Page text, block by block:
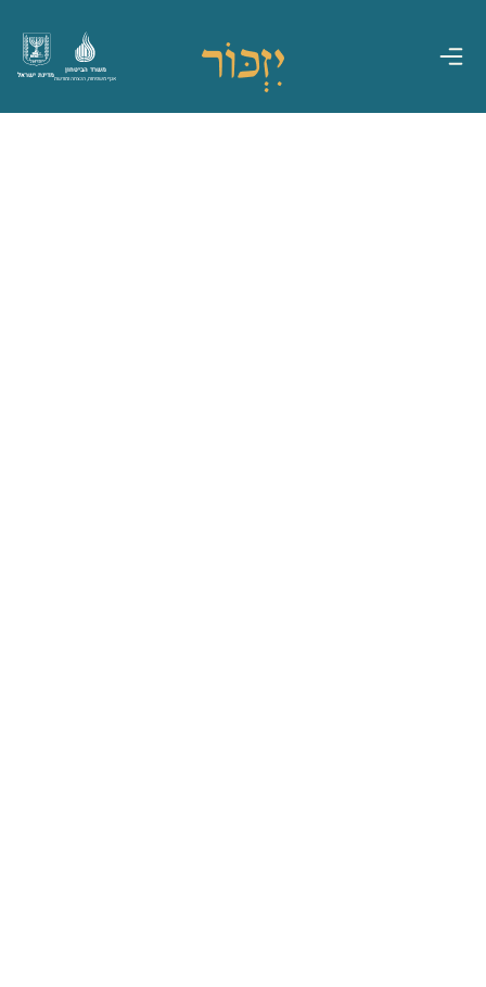
מדינת ישראל
משרד הביטחון
אגף משפחות, הנצחה ומורשת